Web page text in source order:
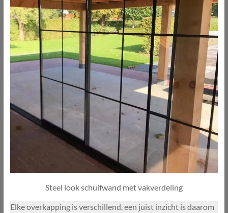
Steel look schuifwand met vakverdeling
Elke overkapping is verschillend, een juist inzicht is daarom